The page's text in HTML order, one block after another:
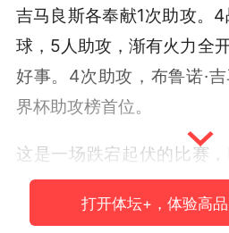
吉马良斯各奉献1次助攻。
球，5人助攻，渐有火力全
好事。4次助攻，布鲁诺·
界杯助攻榜首位。
这是一场跌宕起伏的比赛
爆冷。这是一场艰难的胜
后。赛后巴西媒体评论说
打开体坛+，体验高